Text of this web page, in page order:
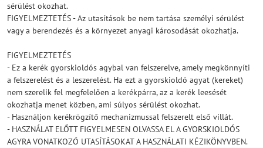
sérülést okozhat.
FIGYELMEZTETÉS - Az utasítások be nem tartása személyi sérülést
vagy a berendezés és a környezet anyagi károsodását okozhatja.
FIGYELMEZTETÉS
- Ez a kerék gyorskioldós agybal van felszerelve, amely megkönnyíti
a felszerelést és a leszerelést. Ha ezt a gyorskioldó agyat (kereket)
nem szerelik fel megfelelően a kerékpárra, az a kerék leesését
okozhatja menet közben, ami súlyos sérülést okozhat.
- Használjon kerékrögzítő mechanizmussal felszerelt első villát.
- HASZNÁLAT ELŐTT FIGYELMESEN OLVASSA EL A GYORSKIOLDÓS
AGYRA VONATKOZÓ UTASÍTÁSOKAT A HASZNÁLATI KÉZIKÖNYVBEN.